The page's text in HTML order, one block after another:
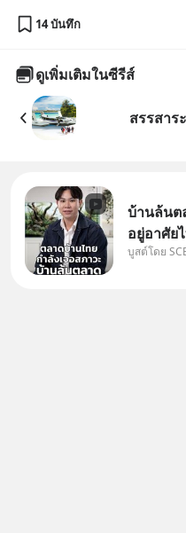
14 บันทึก
ดูเพิ่มเติมในซีรีส์
สรรสาร
บ้านล้นต
อยู่อาศัย
บูสต์โดย